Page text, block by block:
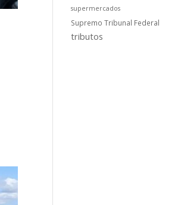
supermercados
Supremo Tribunal Federal
tributos